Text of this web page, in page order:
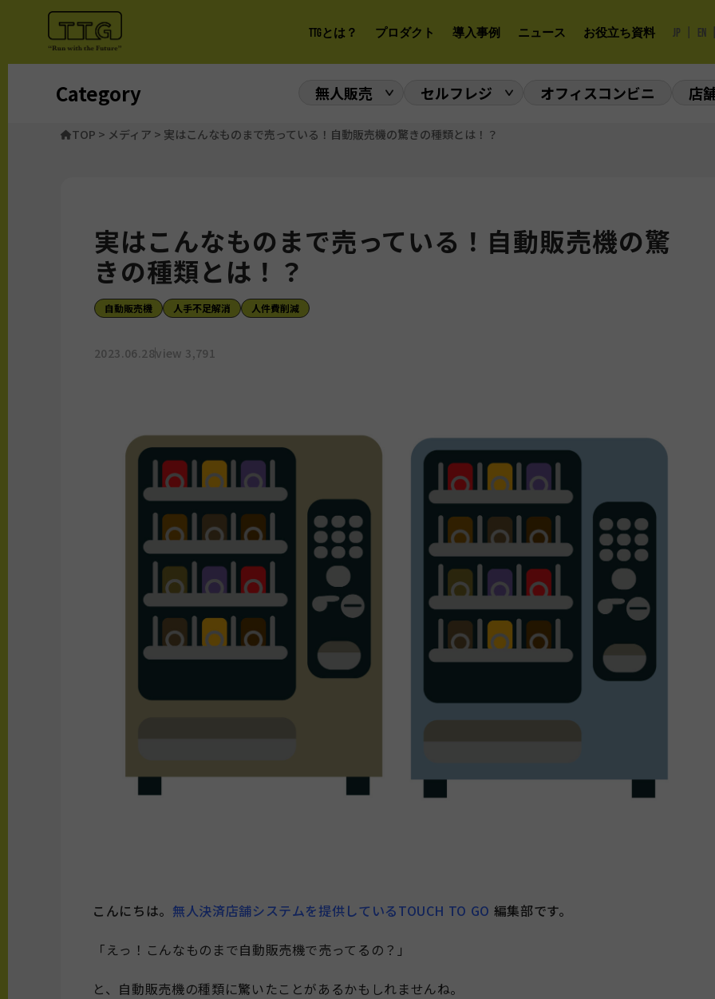
TTGとは？ プロダクト 導入事例 ニュース お役立ち資料 JP EN
Category 無人販売 セルフレジ オフィスコンビニ 店
TOP > メディア > 実はこんなものまで売っている！自動販売機の驚きの種類とは！？
実はこんなものまで売っている！自動販売機の驚
きの種類とは！？
自動販売機 人手不足解消 人件費削減
2023.06.28view 3,791
こんにちは。 無人決済店舗システムを提供しているTOUCH TO GO 編集部です。
「えっ！こんなものまで自動販売機で売ってるの？」
と、自動販売機の種類に驚いたことがあるかもしれませんね。